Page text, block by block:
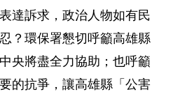
達訴求，政治人物如有民
？環保署懇切呼籲高雄縣
央將盡全力協助；也呼籲
的抗爭，讓高雄縣「公害